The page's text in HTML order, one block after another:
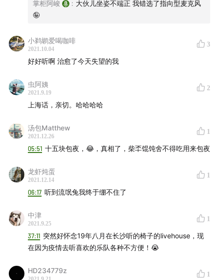
00:11:10开店这个念想的开头
00:11:55 当男人还没有走进世界
00:17:05朋友们，经历吧还是经历呀
00:19:35 试营业的两三天
掌柜阿峻 : 大伙儿坐姿不端正 我错选了指向型麦克风
🤪
小鹈鹕爱喝咖啡
2021.10.04
3
好好听啊 治愈了今天失望的我
虫阿姨
2021.9.19
2
上海话，亲切。哈哈哈哈
汤包Matthew
2021.12.26
1
05:51 十五块包夜，😂，真相了，柴㔻馄饨舍不得吃用来包夜
龙虾炖蛋
2021.12.14
1
06:17 听到流氓兔我终于绷不住了
中津
2021.9.25
1
37:11 突然好怀念19年八月在长沙听的椅子的livehouse，现
在因为疫情去听喜欢的乐队各种不方便！😭
HD234779z 1